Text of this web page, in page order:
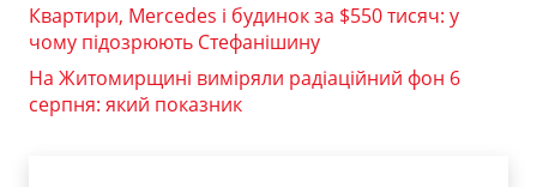
Квартири, Mercedes і будинок за $550 тисяч: у
чому підозрюють Стефанішину
На Житомирщині виміряли радіаційний фон 6
серпня: який показник